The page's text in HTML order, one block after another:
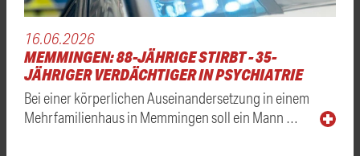
16.06.2026
MEMMINGEN: 88-JÄHRIGE STIRBT - 35-
JÄHRIGER VERDÄCHTIGER IN PSYCHIATRIE
Bei einer körperlichen Auseinandersetzung in einem
Mehrfamilienhaus in Memmingen soll ein Mann …